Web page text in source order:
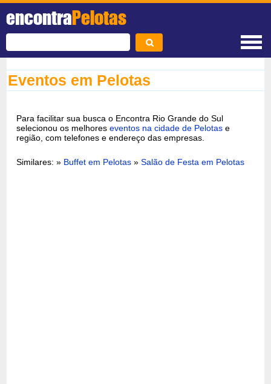
encontraPelotas
Eventos em Pelotas
Para facilitar sua busca o Encontra Rio Grande do Sul
selecionou os melhoreseventos na cidade de Pelotas e
região, com telefones e endereço das empresas.
Similares: » Buffet em Pelotas »Salão de Festa em Pelotas